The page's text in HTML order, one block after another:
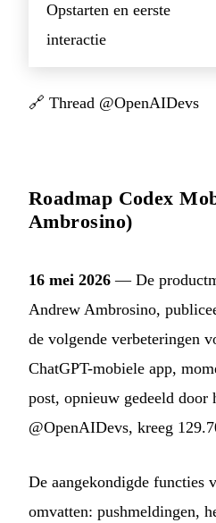
Opstarten en eerste
interactie
🔗 Thread @OpenAIDevs
Roadmap Codex
Ambrosino)
16 mei 2026 — De
Andrew Ambrosino,
de volgende verbeteringen
ChatGPT-mobiele app,
post, opnieuw gedeeld door
@OpenAIDevs, kreeg
De aangekondigde functies
omvatten: pushmeldingen,